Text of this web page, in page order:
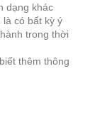
dạng khác
là có bất kỳ ý
trong thời
thêm thông